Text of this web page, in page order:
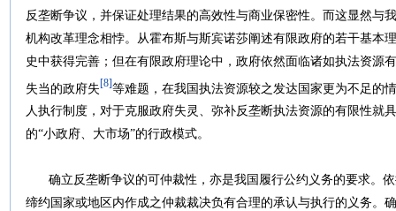
反垄断争议，并保证处理结果的高效性与商业保密性。而这显然与
机构改革理念相悖。从霍布斯与斯宾诺莎阐述有限政府的若干基本
史中获得完善；但在有限政府理论中，政府依然面临诸如执法资源
失当的政府失 [8] 等难题，在我国执法资源较之发达国家更为不足的
人执行制度，对于克服政府失灵、弥补反垄断执法资源的有限性就
的“小政府、大市场”的行政模式。
确立反垄断争议的可仲裁性，亦是我国履行公约义务的要求。
缔约国家或地区内作成之仲裁裁决负有合理的承认与执行的义务。